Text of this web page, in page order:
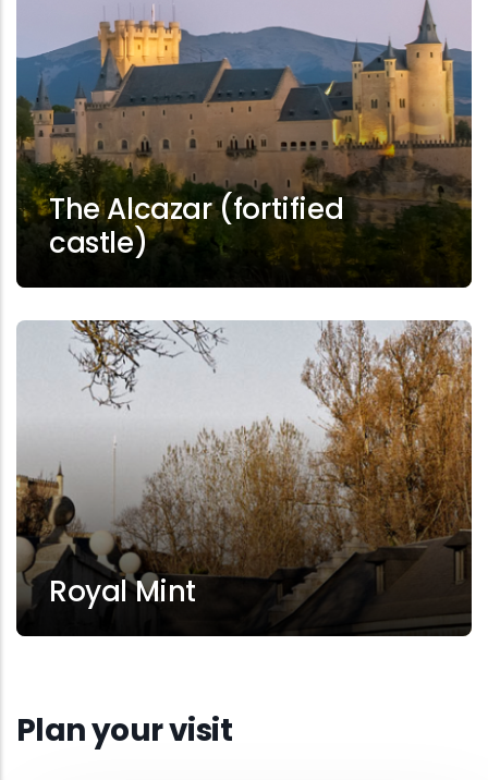
The Alcazar (fortified
castle)
Royal Mint
Plan your visit